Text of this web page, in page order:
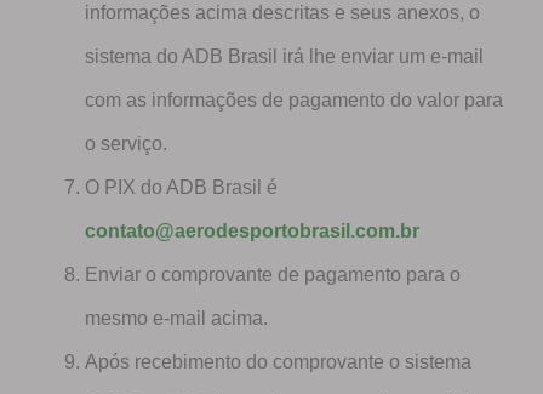
informações acima descritas e seus anexos, o
sistema do ADB Brasil irá lhe enviar um e-mail
com as informações de pagamento do valor para
o serviço.
O PIX do ADB Brasil é
contato@aerodesportobrasil.com.br
Enviar o comprovante de pagamento para o
mesmo e-mail acima.
Após recebimento do comprovante o sistema